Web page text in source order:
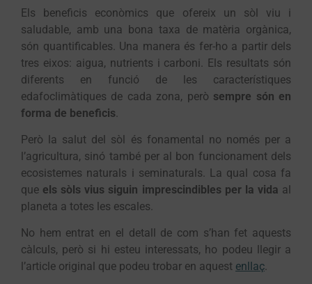
Els beneficis econòmics que ofereix un sòl viu i
saludable, amb una bona taxa de matèria orgànica,
són quantificables. Una manera és fer-ho a partir dels
tres eixos: aigua, nutrients i carboni. Els resultats són
diferents en funció de les característiques
edafoclimàtiques de cada zona, però sempre són en
forma de beneficis
Però la salut del sòl és fonamental no només per a
l’agricultura, sinó també per al bon funcionament dels
ecosistemes naturals i seminaturals. La qual cosa fa
que els sòls vius siguin imprescindibles per la vida al
planeta a totes les escales.
No hem entrat en el detall de com s’han fet aquests
càlculs, però si hi esteu interessats, ho podeu llegir a
l’article original que podeu trobar en aquest enllaç.